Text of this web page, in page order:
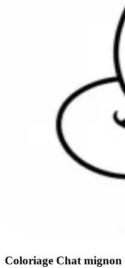
Coloriage Chat mignon